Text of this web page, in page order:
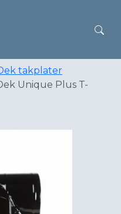
takplater
Unique Plus T-